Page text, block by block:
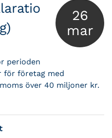
26
mar
perioden
för företag med
över 40 miljoner kr.